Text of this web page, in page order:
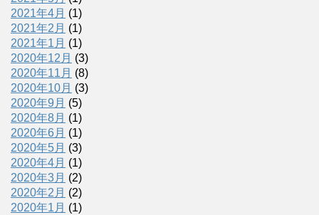
2021年4月 (1)
2021年2月 (1)
2021年1月 (1)
2020年12月 (3)
2020年11月 (8)
2020年10月 (3)
2020年9月 (5)
2020年8月 (1)
2020年6月 (1)
2020年5月 (3)
2020年4月 (1)
2020年3月 (2)
2020年2月 (2)
2020年1月 (1)